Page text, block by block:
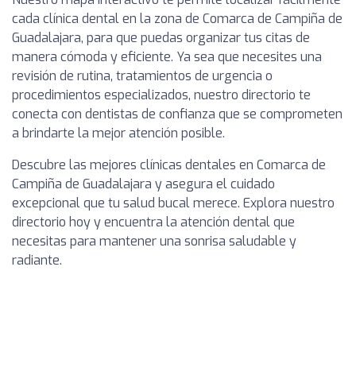
cada clínica dental en la zona de Comarca de Campiña de
Guadalajara, para que puedas organizar tus citas de
manera cómoda y eficiente. Ya sea que necesites una
revisión de rutina, tratamientos de urgencia o
procedimientos especializados, nuestro directorio te
conecta con dentistas de confianza que se comprometen
a brindarte la mejor atención posible.
Descubre las mejores clínicas dentales en Comarca de
Campiña de Guadalajara y asegura el cuidado
excepcional que tu salud bucal merece. Explora nuestro
directorio hoy y encuentra la atención dental que
necesitas para mantener una sonrisa saludable y
radiante.